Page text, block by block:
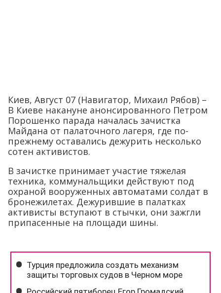
Киев, Август 07 (Навигатор, Михаил Рябов) –
В Киеве накануне анонсированного Петром
Порошенко парада началась зачистка
Майдана от палаточного лагеря, где по-
прежнему оставались дежурить несколько
сотен активистов.
В зачистке принимает участие тяжелая
техника, коммунальщики действуют под
охраной вооруженных автоматами солдат в
бронежилетах. Дежурившие в палатках
активисты вступают в стычки, они зажгли
припасенные на площади шины.